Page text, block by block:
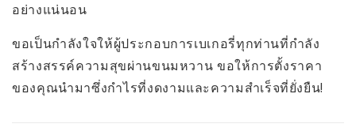
อย่างแน่นอน
ขอเป็นกำลังใจให้ผู้ประกอบการเบเกอรี่ทุกท่านที่กำลัง
สร้างสรรค์ความสุขผ่านขนมหวาน ขอให้การตั้งราคา
ของคุณนำมาซึ่งกำไรที่งดงามและความสำเร็จที่ยั่งยืน!